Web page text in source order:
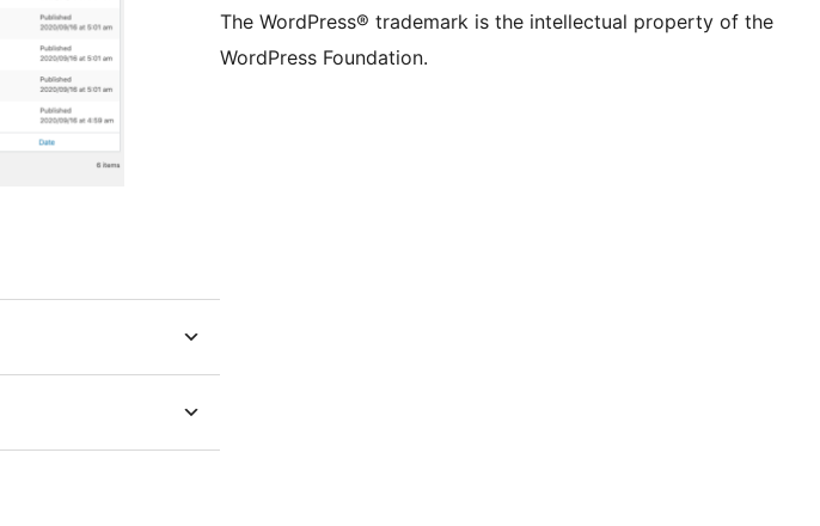
The WordPress® trademark is the intellectual property of the
WordPress Foundation.